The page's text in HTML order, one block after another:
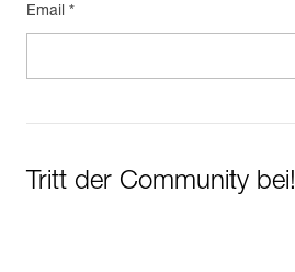
Email *
Tritt der Community bei!